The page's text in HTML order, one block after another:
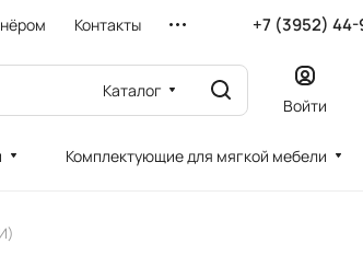
Контакты +7 (3952)
Каталог
Войти
Комплектующие для мягкой мебели